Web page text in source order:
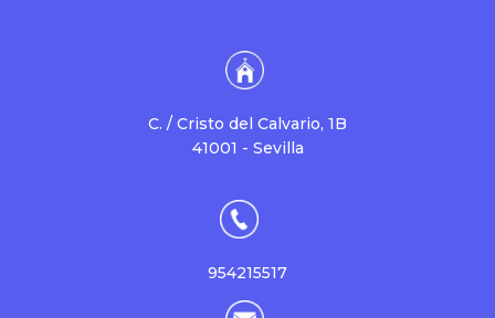
C. / Cristo del Calvario, 1B
41001 - Sevilla
954215517